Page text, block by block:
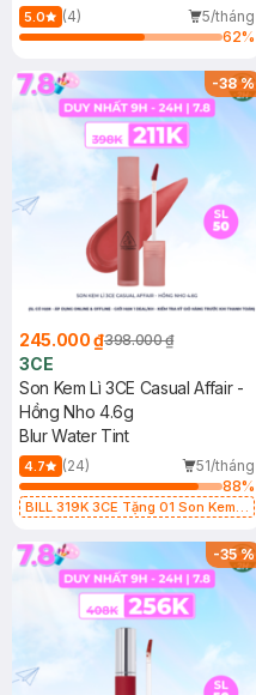
5.0 (4)
5/tháng
62%
-38%
245.000 ₫398.000 ₫
3CE
Son Kem Lì 3CE Casual Affair -
Hồng Nho 4.6g
Blur Water Tint
4.7 (24)
51/tháng
88%
BILL 319K 3CE Tặng 01 Son Kem
1.5g (SL có hạn)
-35%